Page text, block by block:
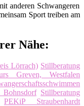
anderen Schwangeren
Sport treiben am
Nähe:
Lörrach) Stillberatung
Greven, Westfalen
Bohnsdorf Stillberatung
PEKiP Straubenhardt